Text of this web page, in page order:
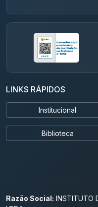
LINKS RÁPIDOS
Institucional
Biblioteca
Razão Social: INSTITUTO